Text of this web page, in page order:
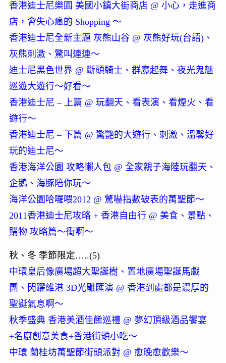
香港迪士尼樂園 美國小鎮大街商店 @ 小心，走進商
店，會失心瘋的 Shopping ～
香港迪士尼全新主題 灰熊山谷 @ 灰熊好玩(台語)、
灰熊刺激、驚叫連連～
迪士尼黑色世界 @ 斷頭騎士、群魔起舞、夜光鬼魅
巡遊大遊行～好看～
香港迪士尼 – 上篇 @ 玩翻天、看表演、看煙火、看
遊行～
香港迪士尼 – 下篇 @ 驚艷的大遊行、刺激、溫馨好
玩的迪士尼～
香港海洋公園 攻略懶人包 @ 全家親子海陸玩翻天、
企鵝、海豚陪你玩～
海洋公園哈囉喂2012 @ 驚嚇指數破表的萬聖節～
2011香港迪士尼攻略 + 香港自由行 @ 美食、景點、
購物 攻略篇～衝啊～
秋、冬 季節限定…..(5)
中環皇后像廣場超大聖誕樹、置地廣場聖誕馬戲
團、閃躍維港 3D光雕匯演 @ 香港到處都是濃厚的
聖誕氣息啊～
秋季盛典 香港美酒佳餚巡禮 @ 夢幻頂級酒品饗宴
+名廚創意美食+香港街頭小吃～
中環 蘭桂坊萬聖節街頭派對 @ 愈晚愈歡樂～